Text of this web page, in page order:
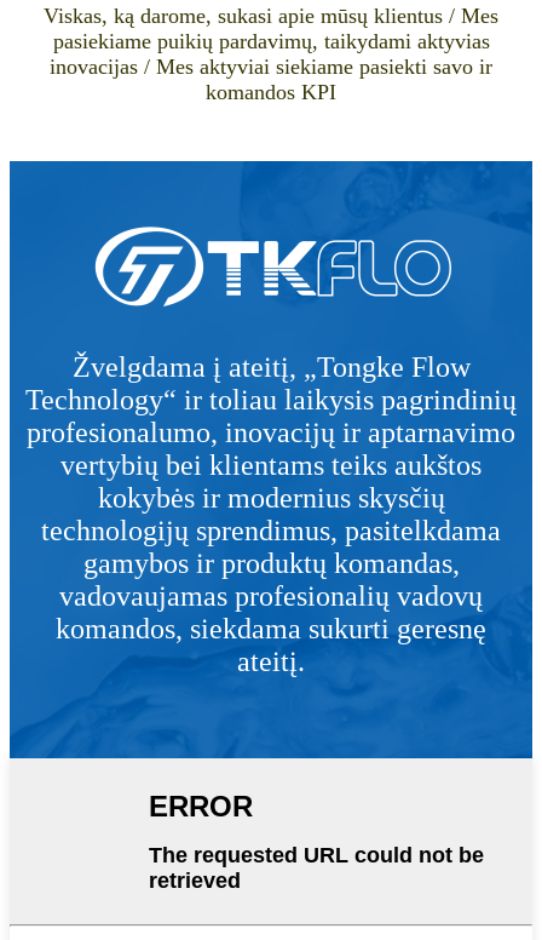
Viskas, ką darome, sukasi apie mūsų klientus / Mes
pasiekiame puikių pardavimų, taikydami aktyvias
inovacijas / Mes aktyviai siekiame pasiekti savo ir
komandos KPI
Žvelgdama į ateitį, „Tongke Flow
Technology“ ir toliau laikysis pagrindinių
profesionalumo, inovacijų ir aptarnavimo
vertybių bei klientams teiks aukštos
kokybės ir modernius skysčių
technologijų sprendimus, pasitelkdama
gamybos ir produktų komandas,
vadovaujamas profesionalių vadovų
komandos, siekdama sukurti geresnę
ateitį.